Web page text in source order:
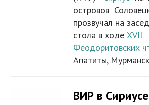
островов
прозвучал на
стола в ходеXVII
Феодоритовских
Апатиты,
ВИР в